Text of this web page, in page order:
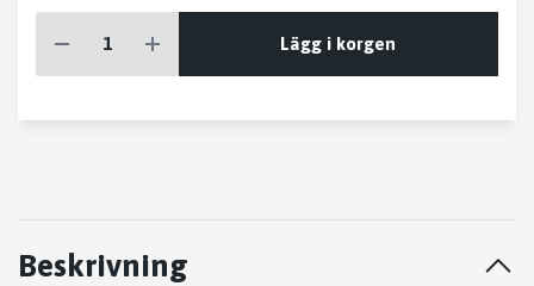
Lägg i korgen
Beskrivning